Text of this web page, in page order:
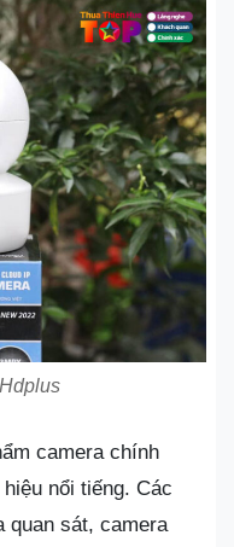
camera chính
nổi tiếng. Các
quan sát, camera